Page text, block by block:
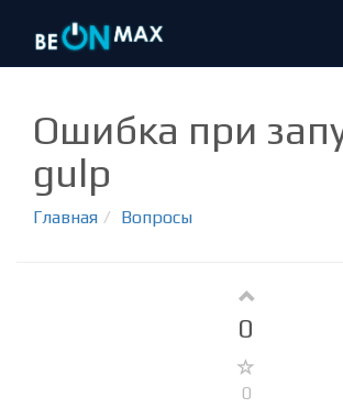
Ошибка при
gulp
Главная Вопросы
0
0